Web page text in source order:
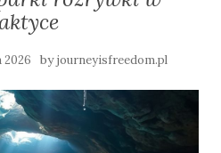
2026 byjourneyisfreedom.pl